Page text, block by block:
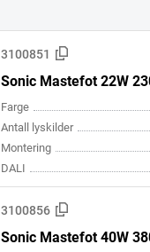
3100851
Sonic Mastefot 22W
Farge
Antall lyskilder
Montering
DALI
3100856
Sonic Mastefot 40W